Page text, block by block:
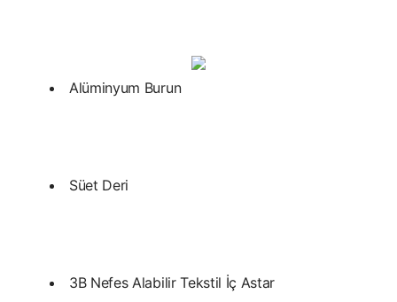
Alüminyum Burun
Süet Deri
3B Nefes Alabilir Tekstil İç Astar